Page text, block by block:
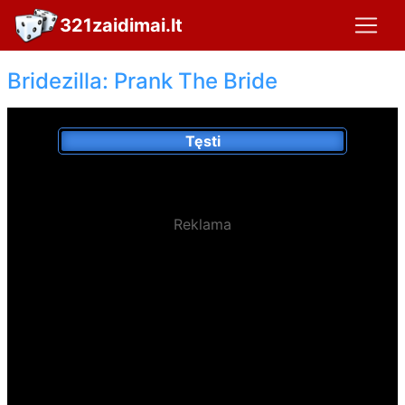
321zaidimai.lt
Bridezilla: Prank The Bride
Tęsti
Reklama